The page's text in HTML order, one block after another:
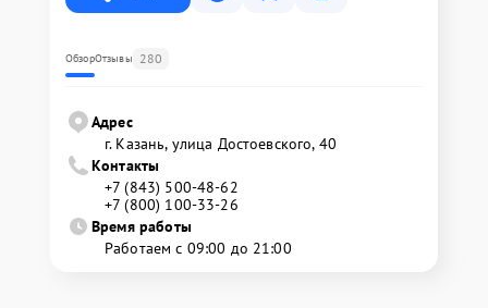
ОбзорОтзывы 280
Адрес
г. Казань, улица Достоевского, 40
Контакты
+7 (843) 500-48-62
+7 (800) 100-33-26
Время работы
Работаем с 09:00 до 21:00